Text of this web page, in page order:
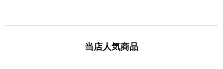
当店人気商品